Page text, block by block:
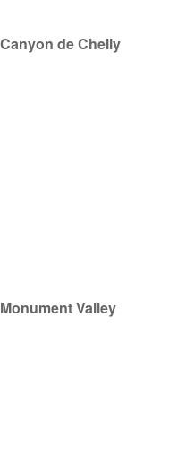
Canyon de Chelly
Monument Valley